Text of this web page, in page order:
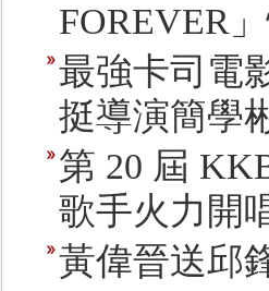
FOREVER」
最強卡司電
挺導演簡學
第 20 屆
歌手火力開
黃偉晉送邱